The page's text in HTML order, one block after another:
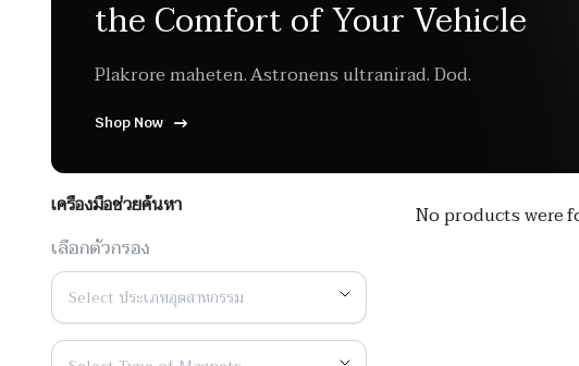
the Comfort of Your Vehicle
Plakrore maheten. Astronens ultranirad. Dod.
Shop Now
No products were
เครื่องมือช่วยค้นหา
เลือกตัวกรอง
Select ประเภทอุตสาหกรรม